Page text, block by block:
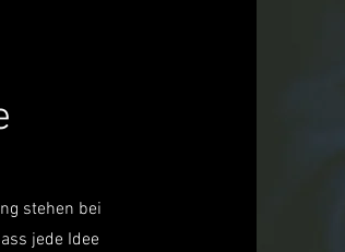
stehen bei
jede Idee